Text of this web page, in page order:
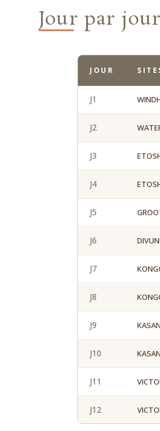
Jour par jour
JOUR
J1
J2
J3
J4
J5
J6
J7
J8
J9
J10
J11
J12